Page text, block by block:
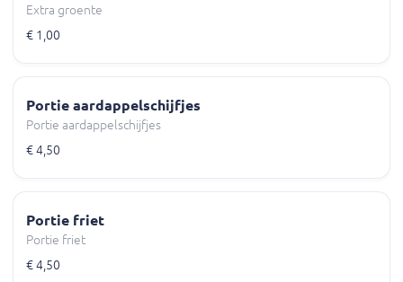
Extra groente
€ 1,00
Portie aardappelschijfjes
Portie aardappelschijfjes
€ 4,50
Portie friet
Portie friet
€ 4,50